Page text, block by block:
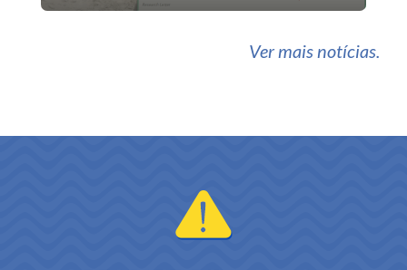
Ver mais notícias.